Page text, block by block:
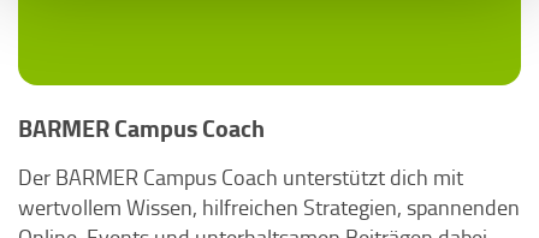
BARMER Campus Coach
Der BARMER Campus Coach unterstützt dich mit
wertvollem Wissen, hilfreichen Strategien, spannenden